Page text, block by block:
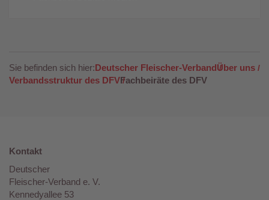
Sie befinden sich hier:Deutscher Fleischer-VerbandÜber uns
Verbandsstruktur des DFVFachbeiräte des DFV
Kontakt
Deutscher
Fleischer-Verband e. V.
Kennedyallee 53